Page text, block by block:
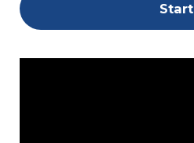
Start